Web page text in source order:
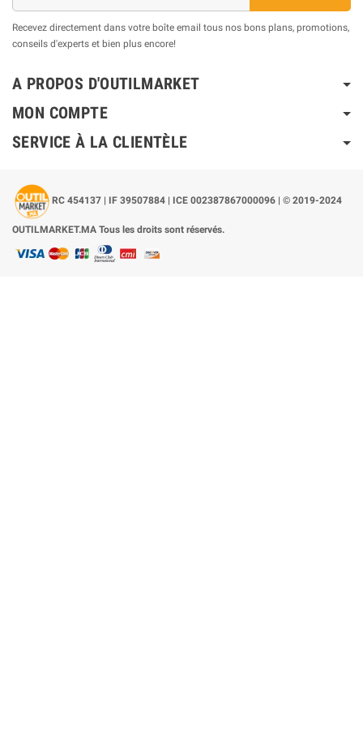
Recevez directement dans votre boîte email tous nos bons plans, promotions,
conseils d'experts et bien plus encore!
A PROPOS D'OUTILMARKET
MON COMPTE
SERVICE À LA CLIENTÈLE
RC 454137 | IF 39507884 | ICE 002387867000096 | © 2019-2024
OUTILMARKET.MA Tous les droits sont réservés.